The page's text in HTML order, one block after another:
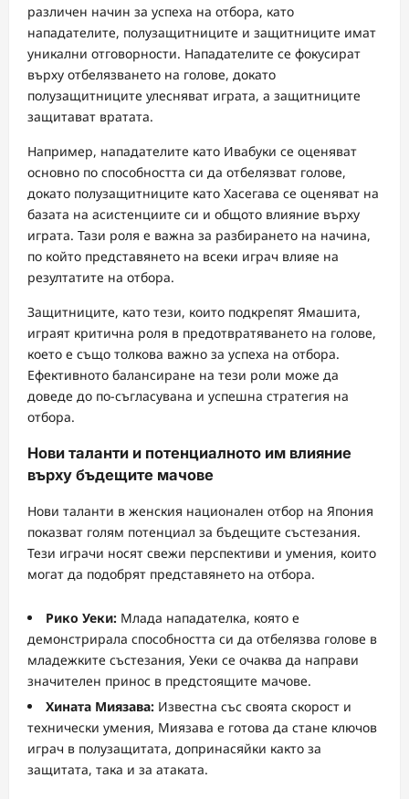
различен начин за успеха на отбора, като
нападателите, полузащитниците и защитниците имат
уникални отговорности. Нападателите се фокусират
върху отбелязването на голове, докато
полузащитниците улесняват играта, а защитниците
защитават вратата.
Например, нападателите като Ивабуки се оценяват
основно по способността си да отбелязват голове,
докато полузащитниците като Хасегава се оценяват на
базата на асистенциите си и общото влияние върху
играта. Тази роля е важна за разбирането на начина,
по който представянето на всеки играч влияе на
резултатите на отбора.
Защитниците, като тези, които подкрепят Ямашита,
играят критична роля в предотвратяването на голове,
което е също толкова важно за успеха на отбора.
Ефективното балансиране на тези роли може да
доведе до по-съгласувана и успешна стратегия на
отбора.
Нови таланти и потенциалното им влияние
върху бъдещите мачове
Нови таланти в женския национален отбор на Япония
показват голям потенциал за бъдещите състезания.
Тези играчи носят свежи перспективи и умения, които
могат да подобрят представянето на отбора.
Рико Уеки: Млада нападателка, която е
демонстрирала способността си да отбелязва голове в
младежките състезания, Уеки се очаква да направи
значителен принос в предстоящите мачове.
Хината Миязава: Известна със своята скорост и
технически умения, Миязава е готова да стане ключов
играч в полузащитата, допринасяйки както за
защитата, така и за атаката.